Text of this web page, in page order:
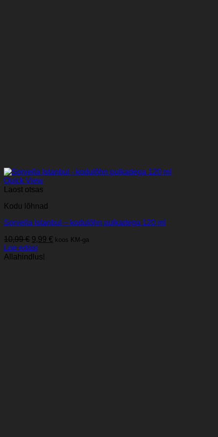
Quick View
Laost otsas
Kodu lõhnad
Sorvella Istanbul – kodulõhn pulkadega 120 ml
10,99€ Algne
hind
oli:
9,99 € Praegune
koos KM-ga
Loe edasi
Allahindlus!